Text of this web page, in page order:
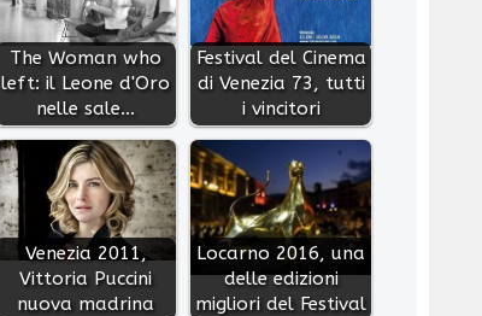
The Woman who
left: il Leone d'Oro
nelle sale…
Festival del Cinema
di Venezia 73, tutti
i vincitori
Venezia 2011,
Vittoria Puccini
nuova madrina
Locarno 2016, una
delle edizioni
migliori del Festival